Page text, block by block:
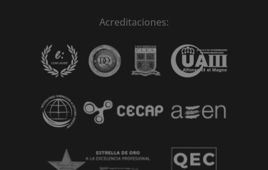
Acreditaciones: